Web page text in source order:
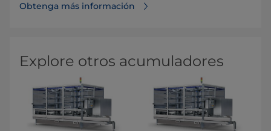
Obtenga más información
Explore otros acumuladores